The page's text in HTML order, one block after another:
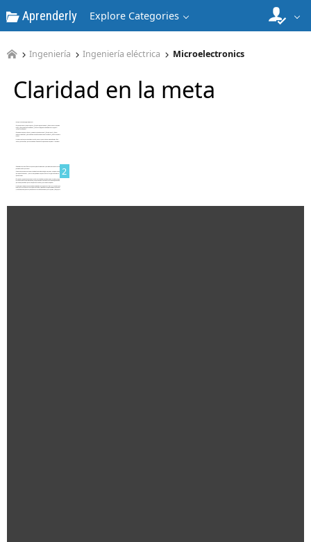
Aprenderly Explore Categories
Ingeniería Ingeniería eléctrica Microelectronics
Claridad en la meta
2